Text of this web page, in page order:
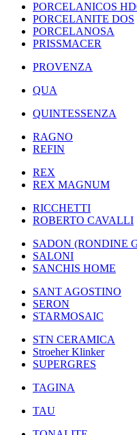
PORCELANICOS
PORCELANITE DOS
PORCELANOSA
PRISSMACER
PROVENZA
QUA
QUINTESSENZA
RAGNO
REFIN
REX
REX MAGNUM
RICCHETTI
ROBERTO CAVALLI
SADON (RONDINE
SALONI
SANCHIS HOME
SANT AGOSTINO
SERON
STARMOSAIC
STN CERAMICA
Stroeher Klinker
SUPERGRES
TAGINA
TAU